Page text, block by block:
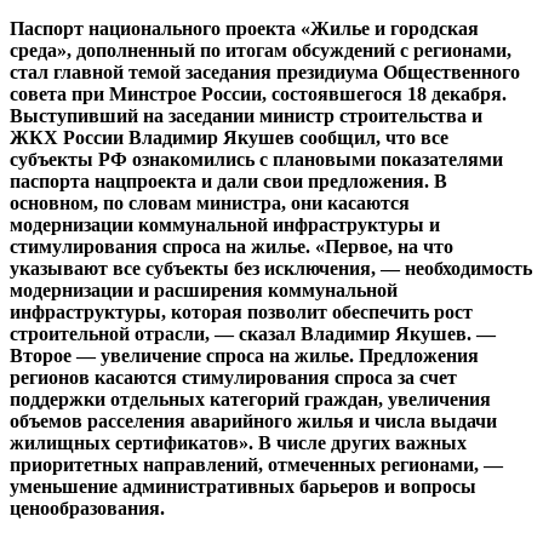
Паспорт национального проекта «Жилье и городская
среда», дополненный по итогам обсуждений с регионами,
стал главной темой заседания президиума Общественного
совета при Минстрое России, состоявшегося 18 декабря.
Выступивший на заседании министр строительства и
ЖКХ России Владимир Якушев сообщил, что все
субъекты РФ ознакомились с плановыми показателями
паспорта нацпроекта и дали свои предложения. В
основном, по словам министра, они касаются
модернизации коммунальной инфраструктуры и
стимулирования спроса на жилье. «Первое, на что
указывают все субъекты без исключения, — необходимость
модернизации и расширения коммунальной
инфраструктуры, которая позволит обеспечить рост
строительной отрасли, — сказал Владимир Якушев. —
Второе — увеличение спроса на жилье. Предложения
регионов касаются стимулирования спроса за счет
поддержки отдельных категорий граждан, увеличения
объемов расселения аварийного жилья и числа выдачи
жилищных сертификатов». В числе других важных
приоритетных направлений, отмеченных регионами, —
уменьшение административных барьеров и вопросы
ценообразования.